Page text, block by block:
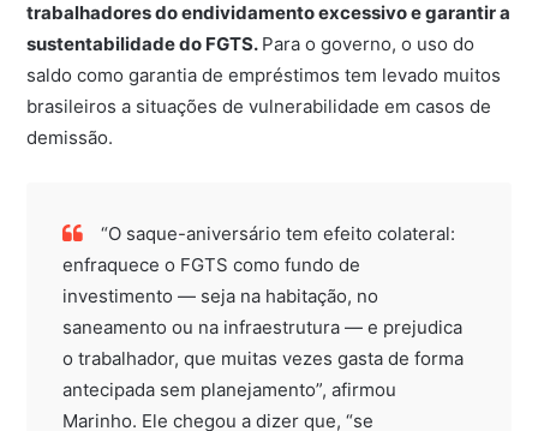
trabalhadores do endividamento excessivo e garantir a
sustentabilidade do FGTS. Para o governo, o uso do
saldo como garantia de empréstimos tem levado muitos
brasileiros a situações de vulnerabilidade em casos de
demissão.
“O saque-aniversário tem efeito colateral:
enfraquece o FGTS como fundo de
investimento — seja na habitação, no
saneamento ou na infraestrutura — e prejudica
o trabalhador, que muitas vezes gasta de forma
antecipada sem planejamento”, afirmou
Marinho. Ele chegou a dizer que, “se